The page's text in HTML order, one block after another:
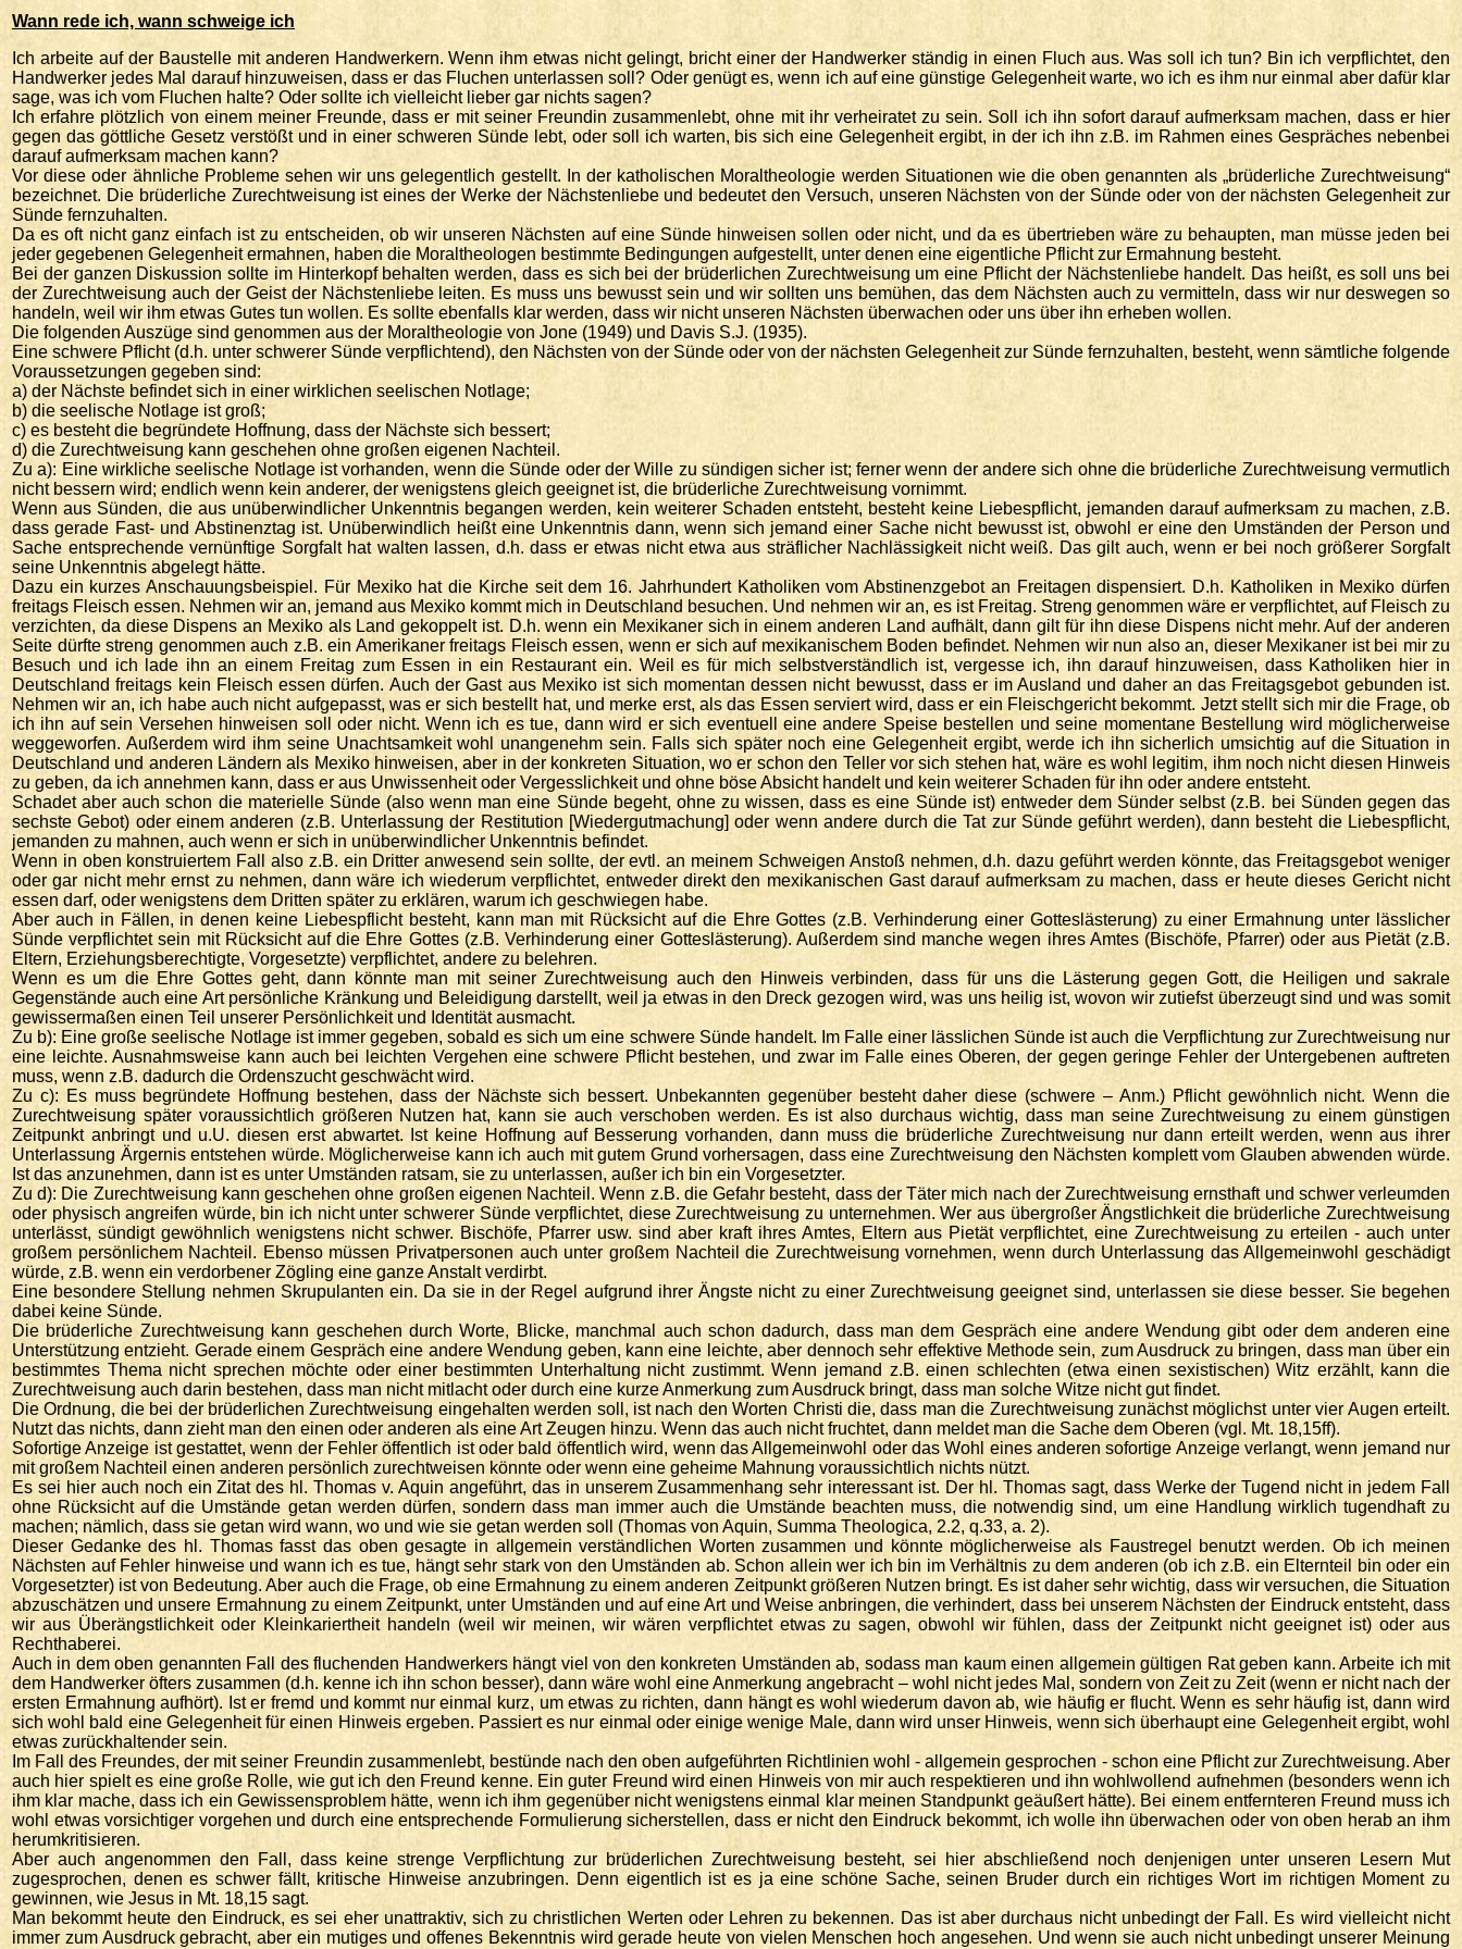
Wann rede ich, wann schweige ich
Ich arbeite auf der Baustelle mit anderen Handwerkern. Wenn ihm etwas nicht gelingt, bricht einer der Handwerker ständig in einen Fluch aus. Was soll ich tun? Bin ich verpflichtet, den
Handwerker jedes Mal darauf hinzuweisen, dass er das Fluchen unterlassen soll? Oder genügt es, wenn ich auf eine günstige Gelegenheit warte, wo ich es ihm nur einmal aber dafür klar
sage, was ich vom Fluchen halte? Oder sollte ich vielleicht lieber gar nichts sagen?
Ich erfahre plötzlich von einem meiner Freunde, dass er mit seiner Freundin zusammenlebt, ohne mit ihr verheiratet zu sein. Soll ich ihn sofort darauf aufmerksam machen, dass er hier
gegen das göttliche Gesetz verstößt und in einer schweren Sünde lebt, oder soll ich warten, bis sich eine Gelegenheit ergibt, in der ich ihn z.B. im Rahmen eines Gespräches nebenbei
darauf aufmerksam machen kann?
Vor diese oder ähnliche Probleme sehen wir uns gelegentlich gestellt. In der katholischen Moraltheologie werden Situationen wie die oben genannten als „brüderliche Zurechtweisung“
bezeichnet. Die brüderliche Zurechtweisung ist eines der Werke der Nächstenliebe und bedeutet den Versuch, unseren Nächsten von der Sünde oder von der nächsten Gelegenheit zur
Sünde fernzuhalten.
Da es oft nicht ganz einfach ist zu entscheiden, ob wir unseren Nächsten auf eine Sünde hinweisen sollen oder nicht, und da es übertrieben wäre zu behaupten, man müsse jeden bei
jeder gegebenen Gelegenheit ermahnen, haben die Moraltheologen bestimmte Bedingungen aufgestellt, unter denen eine eigentliche Pflicht zur Ermahnung besteht.
Bei der ganzen Diskussion sollte im Hinterkopf behalten werden, dass es sich bei der brüderlichen Zurechtweisung um eine Pflicht der Nächstenliebe handelt. Das heißt, es soll uns bei
der Zurechtweisung auch der Geist der Nächstenliebe leiten. Es muss uns bewusst sein und wir sollten uns bemühen, das dem Nächsten auch zu vermitteln, dass wir nur deswegen so
handeln, weil wir ihm etwas Gutes tun wollen. Es sollte ebenfalls klar werden, dass wir nicht unseren Nächsten überwachen oder uns über ihn erheben wollen.
Die folgenden Auszüge sind genommen aus der Moraltheologie von Jone (1949) und Davis S.J. (1935).
Eine schwere Pflicht (d.h. unter schwerer Sünde verpflichtend), den Nächsten von der Sünde oder von der nächsten Gelegenheit zur Sünde fernzuhalten, besteht, wenn sämtliche folgende
Voraussetzungen gegeben sind:
a) der Nächste befindet sich in einer wirklichen seelischen Notlage;
b) die seelische Notlage ist groß;
c) es besteht die begründete Hoffnung, dass der Nächste sich bessert;
d) die Zurechtweisung kann geschehen ohne großen eigenen Nachteil.
Zu a): Eine wirkliche seelische Notlage ist vorhanden, wenn die Sünde oder der Wille zu sündigen sicher ist; ferner wenn der andere sich ohne die brüderliche Zurechtweisung vermutlich
nicht bessern wird; endlich wenn kein anderer, der wenigstens gleich geeignet ist, die brüderliche Zurechtweisung vornimmt.
Wenn aus Sünden, die aus unüberwindlicher Unkenntnis begangen werden, kein weiterer Schaden entsteht, besteht keine Liebespflicht, jemanden darauf aufmerksam zu machen, z.B.
dass gerade Fast- und Abstinenztag ist. Unüberwindlich heißt eine Unkenntnis dann, wenn sich jemand einer Sache nicht bewusst ist, obwohl er eine den Umständen der Person und
Sache entsprechende vernünftige Sorgfalt hat walten lassen, d.h. dass er etwas nicht etwa aus sträflicher Nachlässigkeit nicht weiß. Das gilt auch, wenn er bei noch größerer Sorgfalt
seine Unkenntnis abgelegt hätte.
Dazu ein kurzes Anschauungsbeispiel. Für Mexiko hat die Kirche seit dem 16. Jahrhundert Katholiken vom Abstinenzgebot an Freitagen dispensiert. D.h. Katholiken in Mexiko dürfen
freitags Fleisch essen. Nehmen wir an, jemand aus Mexiko kommt mich in Deutschland besuchen. Und nehmen wir an, es ist Freitag. Streng genommen wäre er verpflichtet, auf Fleisch zu
verzichten, da diese Dispens an Mexiko als Land gekoppelt ist. D.h. wenn ein Mexikaner sich in einem anderen Land aufhält, dann gilt für ihn diese Dispens nicht mehr. Auf der anderen
Seite dürfte streng genommen auch z.B. ein Amerikaner freitags Fleisch essen, wenn er sich auf mexikanischem Boden befindet. Nehmen wir nun also an, dieser Mexikaner ist bei mir zu
Besuch und ich lade ihn an einem Freitag zum Essen in ein Restaurant ein. Weil es für mich selbstverständlich ist, vergesse ich, ihn darauf hinzuweisen, dass Katholiken hier in
Deutschland freitags kein Fleisch essen dürfen. Auch der Gast aus Mexiko ist sich momentan dessen nicht bewusst, dass er im Ausland und daher an das Freitagsgebot gebunden ist.
Nehmen wir an, ich habe auch nicht aufgepasst, was er sich bestellt hat, und merke erst, als das Essen serviert wird, dass er ein Fleischgericht bekommt. Jetzt stellt sich mir die Frage, ob
ich ihn auf sein Versehen hinweisen soll oder nicht. Wenn ich es tue, dann wird er sich eventuell eine andere Speise bestellen und seine momentane Bestellung wird möglicherweise
weggeworfen. Außerdem wird ihm seine Unachtsamkeit wohl unangenehm sein. Falls sich später noch eine Gelegenheit ergibt, werde ich ihn sicherlich umsichtig auf die Situation in
Deutschland und anderen Ländern als Mexiko hinweisen, aber in der konkreten Situation, wo er schon den Teller vor sich stehen hat, wäre es wohl legitim, ihm noch nicht diesen Hinweis
zu geben, da ich annehmen kann, dass er aus Unwissenheit oder Vergesslichkeit und ohne böse Absicht handelt und kein weiterer Schaden für ihn oder andere entsteht.
Schadet aber auch schon die materielle Sünde (also wenn man eine Sünde begeht, ohne zu wissen, dass es eine Sünde ist) entweder dem Sünder selbst (z.B. bei Sünden gegen das
sechste Gebot) oder einem anderen (z.B. Unterlassung der Restitution [Wiedergutmachung] oder wenn andere durch die Tat zur Sünde geführt werden), dann besteht die Liebespflicht,
jemanden zu mahnen, auch wenn er sich in unüberwindlicher Unkenntnis befindet.
Wenn in oben konstruiertem Fall also z.B. ein Dritter anwesend sein sollte, der evtl. an meinem Schweigen Anstoß nehmen, d.h. dazu geführt werden könnte, das Freitagsgebot weniger
oder gar nicht mehr ernst zu nehmen, dann wäre ich wiederum verpflichtet, entweder direkt den mexikanischen Gast darauf aufmerksam zu machen, dass er heute dieses Gericht nicht
essen darf, oder wenigstens dem Dritten später zu erklären, warum ich geschwiegen habe.
Aber auch in Fällen, in denen keine Liebespflicht besteht, kann man mit Rücksicht auf die Ehre Gottes (z.B. Verhinderung einer Gotteslästerung) zu einer Ermahnung unter lässlicher
Sünde verpflichtet sein mit Rücksicht auf die Ehre Gottes (z.B. Verhinderung einer Gotteslästerung). Außerdem sind manche wegen ihres Amtes (Bischöfe, Pfarrer) oder aus Pietät (z.B.
Eltern, Erziehungsberechtigte, Vorgesetzte) verpflichtet, andere zu belehren.
Wenn es um die Ehre Gottes geht, dann könnte man mit seiner Zurechtweisung auch den Hinweis verbinden, dass für uns die Lästerung gegen Gott, die Heiligen und sakrale
Gegenstände auch eine Art persönliche Kränkung und Beleidigung darstellt, weil ja etwas in den Dreck gezogen wird, was uns heilig ist, wovon wir zutiefst überzeugt sind und was somit
gewissermaßen einen Teil unserer Persönlichkeit und Identität ausmacht.
Zu b): Eine große seelische Notlage ist immer gegeben, sobald es sich um eine schwere Sünde handelt. Im Falle einer lässlichen Sünde ist auch die Verpflichtung zur Zurechtweisung nur
eine leichte. Ausnahmsweise kann auch bei leichten Vergehen eine schwere Pflicht bestehen, und zwar im Falle eines Oberen, der gegen geringe Fehler der Untergebenen auftreten
muss, wenn z.B. dadurch die Ordenszucht geschwächt wird.
Zu c): Es muss begründete Hoffnung bestehen, dass der Nächste sich bessert. Unbekannten gegenüber besteht daher diese (schwere – Anm.) Pflicht gewöhnlich nicht. Wenn die
Zurechtweisung später voraussichtlich größeren Nutzen hat, kann sie auch verschoben werden. Es ist also durchaus wichtig, dass man seine Zurechtweisung zu einem günstigen
Zeitpunkt anbringt und u.U. diesen erst abwartet. Ist keine Hoffnung auf Besserung vorhanden, dann muss die brüderliche Zurechtweisung nur dann erteilt werden, wenn aus ihrer
Unterlassung Ärgernis entstehen würde. Möglicherweise kann ich auch mit gutem Grund vorhersagen, dass eine Zurechtweisung den Nächsten komplett vom Glauben abwenden würde.
Ist das anzunehmen, dann ist es unter Umständen ratsam, sie zu unterlassen, außer ich bin ein Vorgesetzter.
Zu d): Die Zurechtweisung kann geschehen ohne großen eigenen Nachteil. Wenn z.B. die Gefahr besteht, dass der Täter mich nach der Zurechtweisung ernsthaft und schwer verleumden
oder physisch angreifen würde, bin ich nicht unter schwerer Sünde verpflichtet, diese Zurechtweisung zu unternehmen. Wer aus übergroßer Ängstlichkeit die brüderliche Zurechtweisung
unterlässt, sündigt gewöhnlich wenigstens nicht schwer. Bischöfe, Pfarrer usw. sind aber kraft ihres Amtes, Eltern aus Pietät verpflichtet, eine Zurechtweisung zu erteilen - auch unter
großem persönlichem Nachteil. Ebenso müssen Privatpersonen auch unter großem Nachteil die Zurechtweisung vornehmen, wenn durch Unterlassung das Allgemeinwohl geschädigt
würde, z.B. wenn ein verdorbener Zögling eine ganze Anstalt verdirbt.
Eine besondere Stellung nehmen Skrupulanten ein. Da sie in der Regel aufgrund ihrer Ängste nicht zu einer Zurechtweisung geeignet sind, unterlassen sie diese besser. Sie begehen
dabei keine Sünde.
Die brüderliche Zurechtweisung kann geschehen durch Worte, Blicke, manchmal auch schon dadurch, dass man dem Gespräch eine andere Wendung gibt oder dem anderen eine
Unterstützung entzieht. Gerade einem Gespräch eine andere Wendung geben, kann eine leichte, aber dennoch sehr effektive Methode sein, zum Ausdruck zu bringen, dass man über ein
bestimmtes Thema nicht sprechen möchte oder einer bestimmten Unterhaltung nicht zustimmt. Wenn jemand z.B. einen schlechten (etwa einen sexistischen) Witz erzählt, kann die
Zurechtweisung auch darin bestehen, dass man nicht mitlacht oder durch eine kurze Anmerkung zum Ausdruck bringt, dass man solche Witze nicht gut findet.
Die Ordnung, die bei der brüderlichen Zurechtweisung eingehalten werden soll, ist nach den Worten Christi die, dass man die Zurechtweisung zunächst möglichst unter vier Augen erteilt.
Nutzt das nichts, dann zieht man den einen oder anderen als eine Art Zeugen hinzu. Wenn das auch nicht fruchtet, dann meldet man die Sache dem Oberen (vgl. Mt. 18,15ff).
Sofortige Anzeige ist gestattet, wenn der Fehler öffentlich ist oder bald öffentlich wird, wenn das Allgemeinwohl oder das Wohl eines anderen sofortige Anzeige verlangt, wenn jemand nur
mit großem Nachteil einen anderen persönlich zurechtweisen könnte oder wenn eine geheime Mahnung voraussichtlich nichts nützt.
Es sei hier auch noch ein Zitat des hl. Thomas v. Aquin angeführt, das in unserem Zusammenhang sehr interessant ist. Der hl. Thomas sagt, dass Werke der Tugend nicht in jedem Fall
ohne Rücksicht auf die Umstände getan werden dürfen, sondern dass man immer auch die Umstände beachten muss, die notwendig sind, um eine Handlung wirklich tugendhaft zu
machen; nämlich, dass sie getan wird wann, wo und wie sie getan werden soll (Thomas von Aquin, Summa Theologica, 2.2, q.33, a. 2).
Dieser Gedanke des hl. Thomas fasst das oben gesagte in allgemein verständlichen Worten zusammen und könnte möglicherweise als Faustregel benutzt werden. Ob ich meinen
Nächsten auf Fehler hinweise und wann ich es tue, hängt sehr stark von den Umständen ab. Schon allein wer ich bin im Verhältnis zu dem anderen (ob ich z.B. ein Elternteil bin oder ein
Vorgesetzter) ist von Bedeutung. Aber auch die Frage, ob eine Ermahnung zu einem anderen Zeitpunkt größeren Nutzen bringt. Es ist daher sehr wichtig, dass wir versuchen, die Situation
abzuschätzen und unsere Ermahnung zu einem Zeitpunkt, unter Umständen und auf eine Art und Weise anbringen, die verhindert, dass bei unserem Nächsten der Eindruck entsteht, dass
wir aus Überängstlichkeit oder Kleinkariertheit handeln (weil wir meinen, wir wären verpflichtet etwas zu sagen, obwohl wir fühlen, dass der Zeitpunkt nicht geeignet ist) oder aus
Rechthaberei.
Auch in dem oben genannten Fall des fluchenden Handwerkers hängt viel von den konkreten Umständen ab, sodass man kaum einen allgemein gültigen Rat geben kann. Arbeite ich mit
dem Handwerker öfters zusammen (d.h. kenne ich ihn schon besser), dann wäre wohl eine Anmerkung angebracht – wohl nicht jedes Mal, sondern von Zeit zu Zeit (wenn er nicht nach der
ersten Ermahnung aufhört). Ist er fremd und kommt nur einmal kurz, um etwas zu richten, dann hängt es wohl wiederum davon ab, wie häufig er flucht. Wenn es sehr häufig ist, dann wird
sich wohl bald eine Gelegenheit für einen Hinweis ergeben. Passiert es nur einmal oder einige wenige Male, dann wird unser Hinweis, wenn sich überhaupt eine Gelegenheit ergibt, wohl
etwas zurückhaltender sein.
Im Fall des Freundes, der mit seiner Freundin zusammenlebt, bestünde nach den oben aufgeführten Richtlinien wohl - allgemein gesprochen - schon eine Pflicht zur Zurechtweisung. Aber
auch hier spielt es eine große Rolle, wie gut ich den Freund kenne. Ein guter Freund wird einen Hinweis von mir auch respektieren und ihn wohlwollend aufnehmen (besonders wenn ich
ihm klar mache, dass ich ein Gewissensproblem hätte, wenn ich ihm gegenüber nicht wenigstens einmal klar meinen Standpunkt geäußert hätte). Bei einem entfernteren Freund muss ich
wohl etwas vorsichtiger vorgehen und durch eine entsprechende Formulierung sicherstellen, dass er nicht den Eindruck bekommt, ich wolle ihn überwachen oder von oben herab an ihm
herumkritisieren.
Aber auch angenommen den Fall, dass keine strenge Verpflichtung zur brüderlichen Zurechtweisung besteht, sei hier abschließend noch denjenigen unter unseren Lesern Mut
zugesprochen, denen es schwer fällt, kritische Hinweise anzubringen. Denn eigentlich ist es ja eine schöne Sache, seinen Bruder durch ein richtiges Wort im richtigen Moment zu
gewinnen, wie Jesus in Mt. 18,15 sagt.
Man bekommt heute den Eindruck, es sei eher unattraktiv, sich zu christlichen Werten oder Lehren zu bekennen. Das ist aber durchaus nicht unbedingt der Fall. Es wird vielleicht nicht
immer zum Ausdruck gebracht, aber ein mutiges und offenes Bekenntnis wird gerade heute von vielen Menschen hoch angesehen. Und wenn sie auch nicht unbedingt unserer Meinung